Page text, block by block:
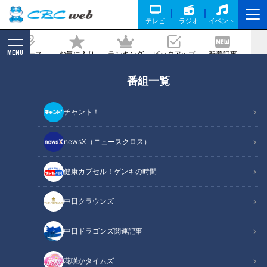
テレビ ラジオ イベント
ニュース お気に入り ランキング ピックアップ 新着記事
MENU
番組一覧
チャント！
newsX（ニュースクロス）
健康カプセル！ゲンキの時間
中日クラウンズ
中日ドラゴンズ関連記事
花咲かタイムズ
健康カプセル！ゲンキの時間
ニッポンの皆様に健康生活を！この言葉をキーワードにすぐに役立
つ健康情報をお伝えします。「人」「家族」の未来を創り出す、
CBCテレビの健康情報番組。
番組サイト YouTube